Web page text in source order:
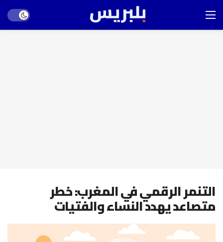
mode
التنمر الرقمي في المغرب: خطر
متصاعد يهدد النساء والفتيات